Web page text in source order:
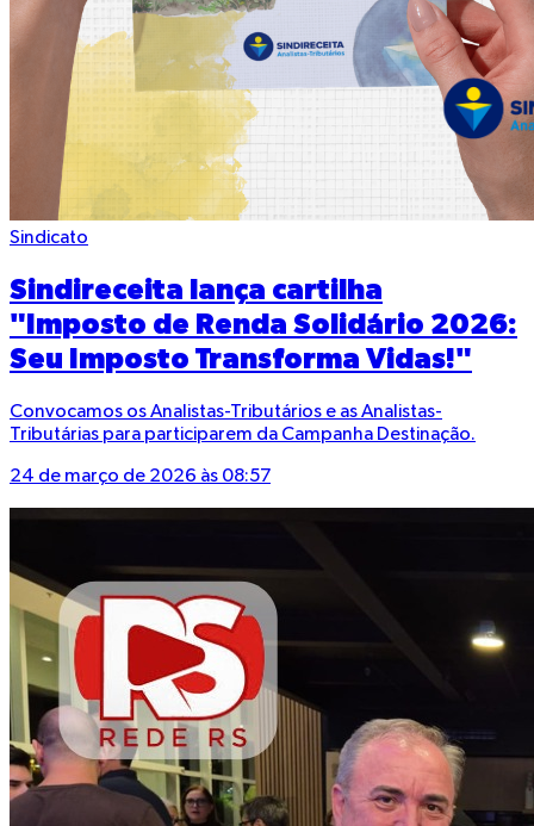
Sindicato
Sindireceita lança cartilha
"Imposto de Renda Solidário 2026:
Seu Imposto Transforma Vidas!"
Convocamos os Analistas-Tributários e as Analistas-
Tributárias para participarem da Campanha Destinação.
24 de março de 2026 às 08:57